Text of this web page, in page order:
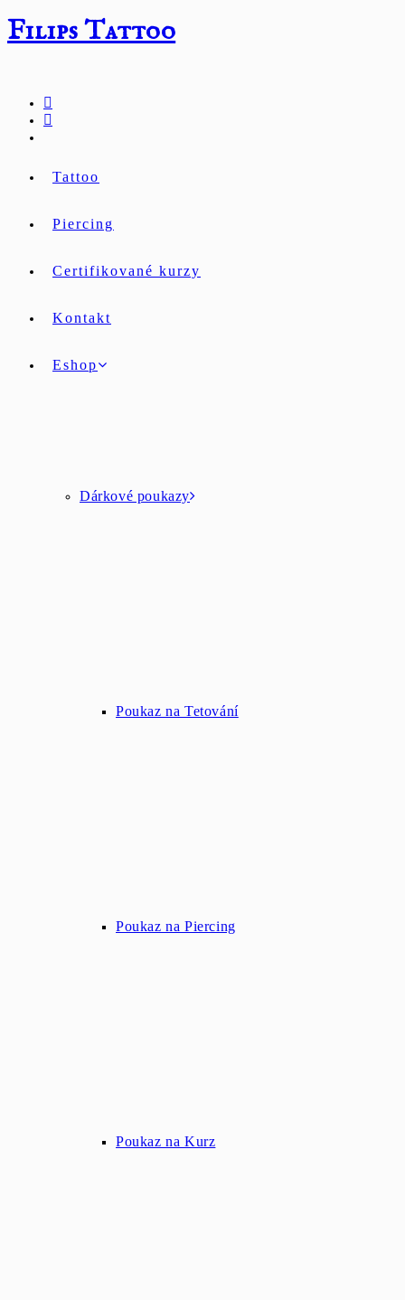
k
obsahu
Filips Tattoo
Tattoo
Piercing
Certifikované kurzy
Kontakt
Eshop
Dárkové poukazy
Poukaz na Tetování
Poukaz na Piercing
Poukaz na Kurz